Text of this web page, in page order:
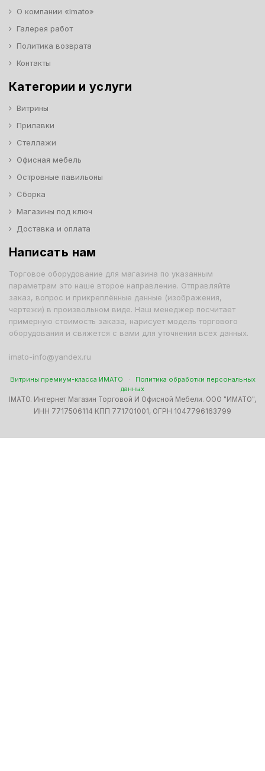
О компании «Imato»
Галерея работ
Политика возврата
Контакты
Категории и услуги
Витрины
Прилавки
Стеллажи
Офисная мебель
Островные павильоны
Сборка
Магазины под ключ
Доставка и оплата
Написать нам
Торговое оборудование для магазина по указанным
параметрам это наше второе направление. Отправляйте
заказ, вопрос и прикреплённые данные (изображения,
чертежи) в произвольном виде. Наш менеджер посчитает
примерную стоимость заказа, нарисует модель торгового
оборудования и свяжется с вами для уточнения всех данных.
imato-info@yandex.ru
Витрины премиум-класса ИМАТО ·
Политика обработки персональных
данных
IMATO. Интернет Магазин Торговой И Офисной Мебели. ООО "ИМАТО",
ИНН 7717506114 КПП 771701001, ОГРН 1047796163799